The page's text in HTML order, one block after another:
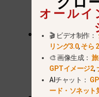
る。.
合理化された
ブサイト間で
をダウンロー
りする手間が
オールイ
🎬 ビデオ制作：
リング3.0,そら 2
🎨 画像生成：
GPTイメージ2,
AIチャット：
ード・ソネット